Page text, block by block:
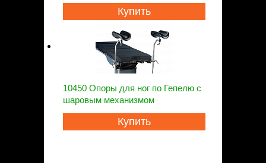
Купить
10450 Опоры для ног по Гепелю с
шаровым механизмом
Купить